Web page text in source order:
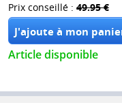
Prix conseillé : 49.95 €
Article disponible